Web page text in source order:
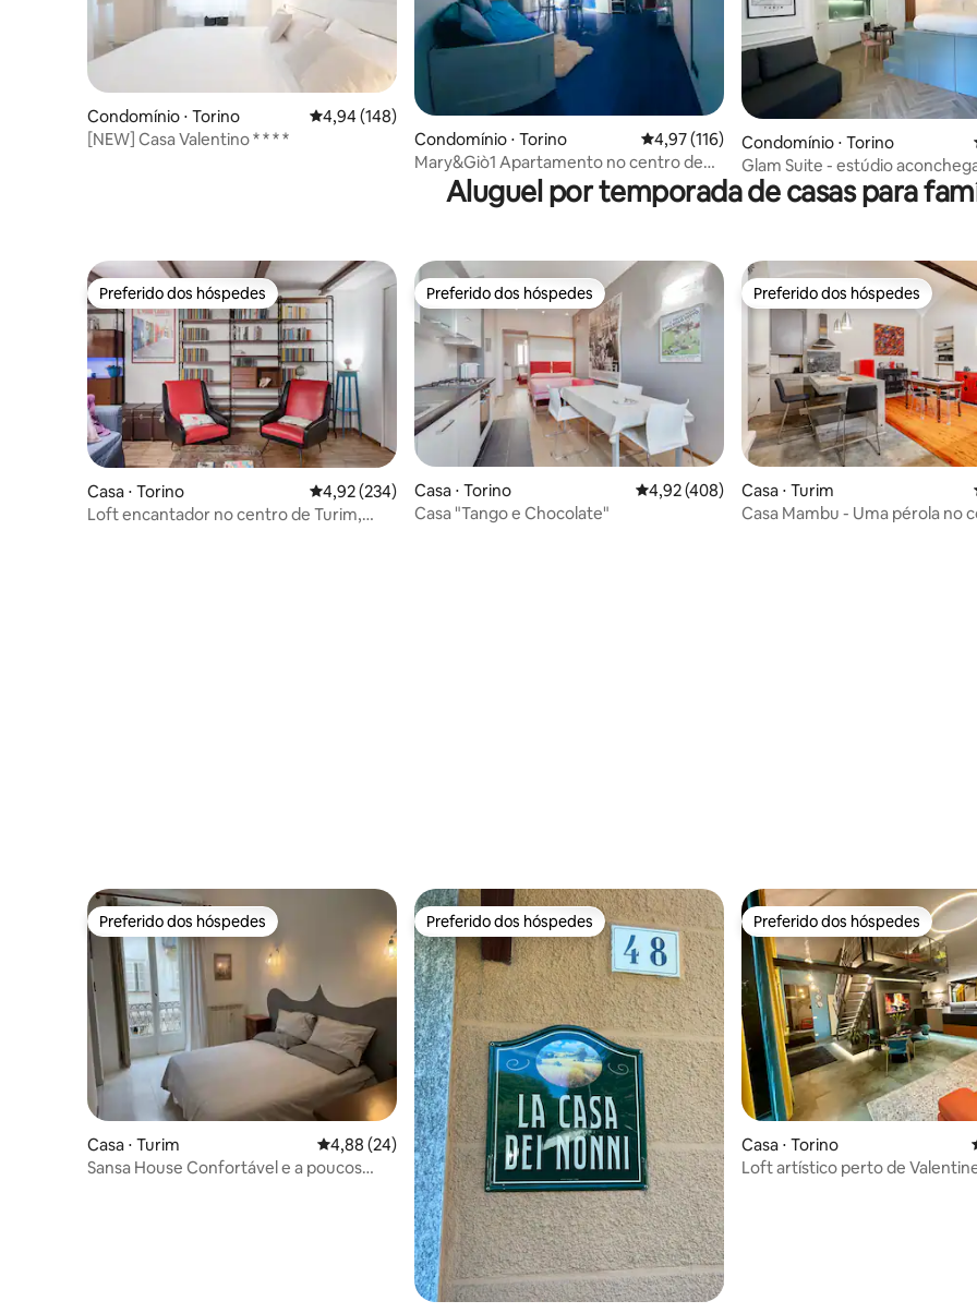
Condomínio ⋅ Torino 4,94 de uma avaliação média de 5, 148 avaliações
4,94 (148)
[NEW] Casa Valentino * * * *
Condomínio ⋅ Torino 4,97 de uma avaliação média de 5, 116
4,97 (116)
Mary&Giò1 Apartamento no centro de
Turim.
Condomínio ⋅ Torino
Glam Suite - estúdio
coração de Turim
Aluguel por temporada de casas para
Preferido dos hóspedes
Preferido dos hóspedes
Casa ⋅ Torino 4,92 de uma avaliação média de 5, 234 avaliações
4,92 (234)
Loft encantador no centro de Turim,
Preferido dos hóspedes
Preferido dos hóspedes
Casa ⋅ Torino 4,92 de uma avaliação média de 5, 408
4,92 (408)
Casa "Tango e Chocolate"
Preferido dos hóspedes
Preferido dos hóspedes
Casa ⋅ Turim
Casa Mambu - Uma pérola no
Preferido dos hóspedes
Preferido dos hóspedes
Casa ⋅ Turim 4,88 de uma avaliação média de 5, 24 avaliações
4,88 (24)
Sansa House Confortável e a poucos
Preferido dos hóspedes
Preferido dos hóspedes Preferido dos hóspedes
Preferido dos hóspedes
Casa ⋅ Torino
Loft artístico perto de